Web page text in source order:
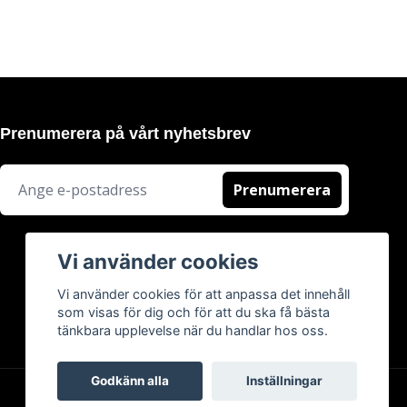
Prenumerera på vårt nyhetsbrev
Prenumerera
Vi använder cookies
Vi använder cookies för att anpassa det innehåll
som visas för dig och för att du ska få bästa
tänkbara upplevelse när du handlar hos oss.
Godkänn alla Inställningar